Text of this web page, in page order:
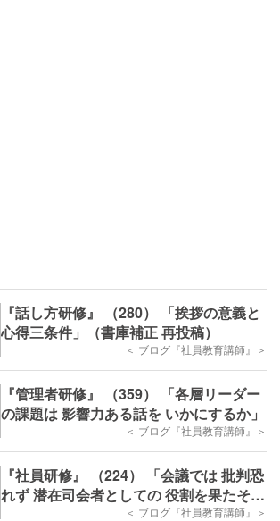
『話し方研修』 （280） 「挨拶の意義と
心得三条件」（書庫補正 再投稿）
＜ ブログ『社員教育講師』＞
『管理者研修』 （359） 「各層リーダー
の課題は 影響力ある話を いかにするか」
＜ ブログ『社員教育講師』＞
『社員研修』 （224） 「会議では 批判恐
れず 潜在司会者としての 役割を果たそ
＜ ブログ『社員教育講師』＞